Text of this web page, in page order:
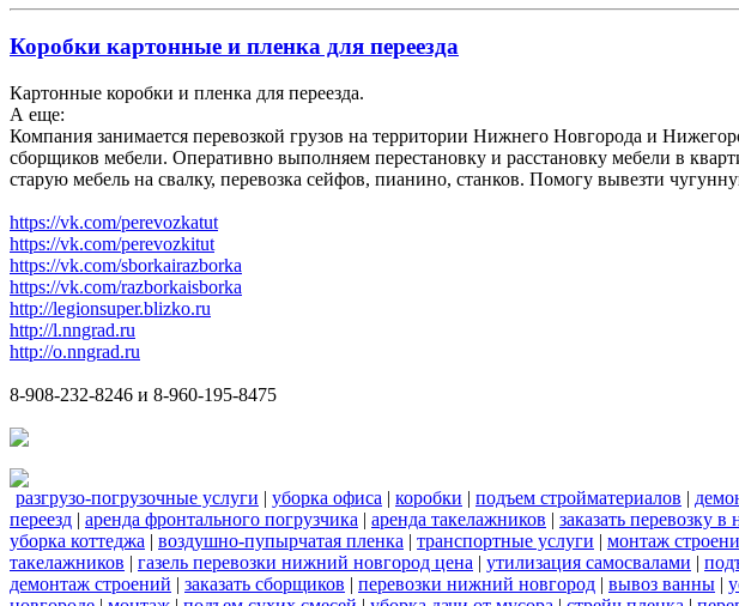
Коробки картонные и пленка для переезда
Картонные коробки и пленка для переезда.
А еще:
Компания занимается перевозкой грузов на территории Нижнего Новгорода и
сборщиков мебели. Оперативно выполняем перестановку и расстановку мебели в
старую мебель на свалку, перевозка сейфов, пианино, станков. Помогу вывезти
https://vk.com/perevozkatut
https://vk.com/perevozkitut
https://vk.com/sborkairazborka
https://vk.com/razborkaisborka
http://legionsuper.blizko.ru
http://l.nngrad.ru
http://o.nngrad.ru
8-908-232-8246 и 8-960-195-8475
разгрузо-погрузочные услуги | уборка офиса | коробки | подъем стройматериалов |
переезд | аренда фронтального погрузчика | аренда такелажников | заказать перевозку
уборка коттеджа | воздушно-пупырчатая пленка | транспортные услуги | монтаж
такелажников | газель перевозки нижний новгород цена | утилизация самосвалами |
демонтаж строений | заказать сборщиков | перевозки нижний новгород | вывоз ванны |